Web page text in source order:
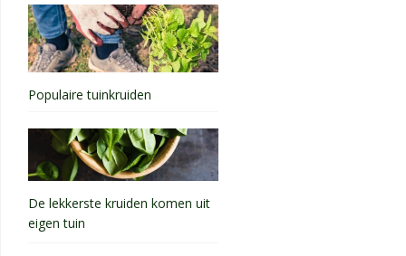
Populaire tuinkruiden
De lekkerste kruiden komen uit
eigen tuin